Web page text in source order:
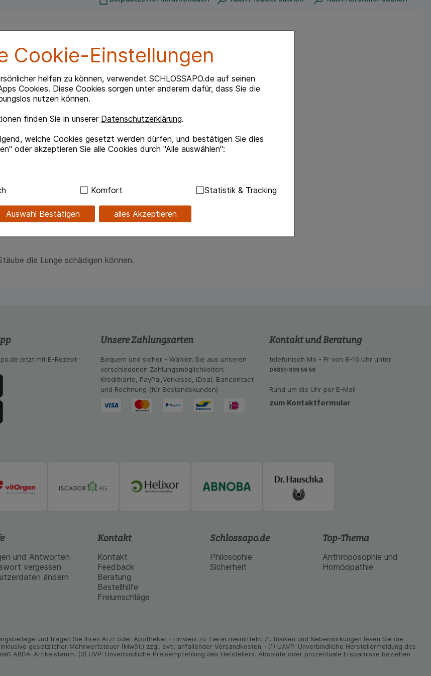
Cookie-Einstellungen
helfen zu können, verwendet SCHLOSSAPO.de auf seinen
Cookies. Diese Cookies sorgen unter anderem dafür, dass Sie die
nutzen können.
finden Sie in unserer Datenschutzerklärung.
welche Cookies gesetzt werden dürfen, und bestätigen Sie dies
oder akzeptieren Sie alle Cookies durch "Alle auswählen":
handelt es sich um Cookies, die für die Grundfunktionen unserer
für die Wiedererkennung des Besuchers oder unsere Seite an bevorzugte
Inhalte anzuzeigen und unser Partnerprogramm zu betreiben.
Komfort Statistik & Tracking
Auswahl Bestätigen alles Akzeptieren
zu Auszugsmittel = 1:1,1; Auszugsmittel:
g / Echinacea purpurea, Planta tota Ø 0,088 g
0,01 g.
sowie zur Nabelpflege bei
1 — 2 mal täglich, zur Nabelpflege bei
aufstreuen.
Deshalb soll das Pulver, insbesondere bei
die Lunge schädigen können.
jetzt mit E-Rezept-
Unsere Zahlungsarten
Bequem und sicher - Wählen Sie aus unseren
verschiedenen Zahlungsmöglichkeiten:
Kreditkarte, PayPal,Vorkasse, iDeal, Bancontact
und Rechnung (für Bestandskunden)
Kontakt und Beratung
telefonisch Mo - Fr von 8-16 Uhr unter
06851-939 56 56
Rund um die Uhr per E-Mail
zum Kontaktformular
und Antworten
vergessen
ändern
Kontakt
Kontakt
Feedback
Beratung
Bestellhilfe
Freiumschläge
Schlossapo.de
Philosophie
Sicherheit
Top-Thema
Anthroposophie und
Homöopathie
und fragen Sie Ihren Arzt oder Apo­theker. · Hinweis zu Tier­arz­nei­mitteln: Zu Risiken und Neben­wirkungen lesen Sie die
gesetz­licher Mehrwertsteuer (MwSt.) zzgl. evtl. anfallender Versand­kosten. · (1) UAVP: Unverbindliche Herstellermeldung des
ABDA-Artikelstamm. (3) UVP: Unverbindliche Preisempfehlung des Herstellers. Absolute oder prozentuale Ersparnisse beziehen